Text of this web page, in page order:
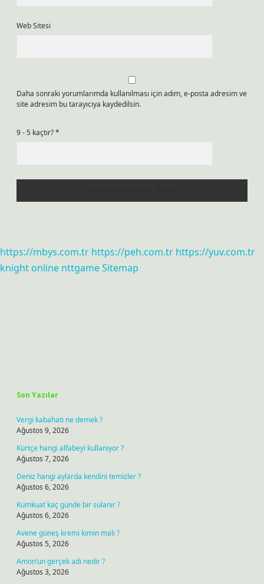
Web Sitesi
Daha sonraki yorumlarımda kullanılması için adım, e-posta adresim ve
site adresim bu tarayıcıya kaydedilsin.
9 - 5 kaçtır?*
https://mbys.com.tr https://peh.com.tr https://yuv.com.tr
knight online nttgameSitemap
Son Yazılar
Vergi kabahati ne demek ?
Ağustos 9, 2026
Kürtçe hangi alfabeyi kullanıyor ?
Ağustos 7, 2026
Deniz hangi aylarda kendini temizler ?
Ağustos 6, 2026
Kumkuat kaç günde bir sulanır ?
Ağustos 6, 2026
Avene güneş kremi kimin malı ?
Ağustos 5, 2026
Amon’un gerçek adı nedir ?
Ağustos 3, 2026